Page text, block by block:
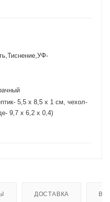
5,5 х 8,5 х 1 см, чехол-
9,7 х 6,2 х 0,4)
ДОСТАВКА